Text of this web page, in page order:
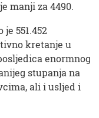
manji za 4490.
je 551.452
kretanje u
enormnog
stupanja na
ali i usljed i